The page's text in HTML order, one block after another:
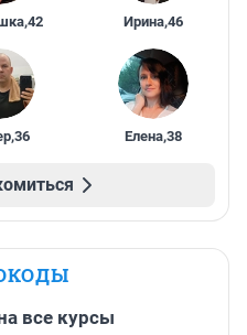
,42 Ирина,46
,36 Елена,38
все курсы